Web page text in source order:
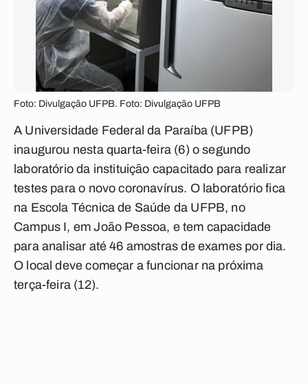
Foto: Divulgação UFPB. Foto: Divulgação UFPB
A Universidade Federal da Paraíba (UFPB)
inaugurou nesta quarta-feira (6) o segundo
laboratório da instituição capacitado para realizar
testes para o novo coronavírus. O laboratório fica
na Escola Técnica de Saúde da UFPB, no
Campus I, em João Pessoa, e tem capacidade
para analisar até 46 amostras de exames por dia.
O local deve começar a funcionar na próxima
terça-feira (12).